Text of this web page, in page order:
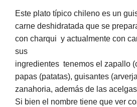
Este plato típico chileno es un
carne deshidratada que se
con charqui y actualmente con
sus
ingredientes tenemos el zapallo
papas (patatas), guisantes
zanahoria, además de las
Si bien el nombre tiene que ver